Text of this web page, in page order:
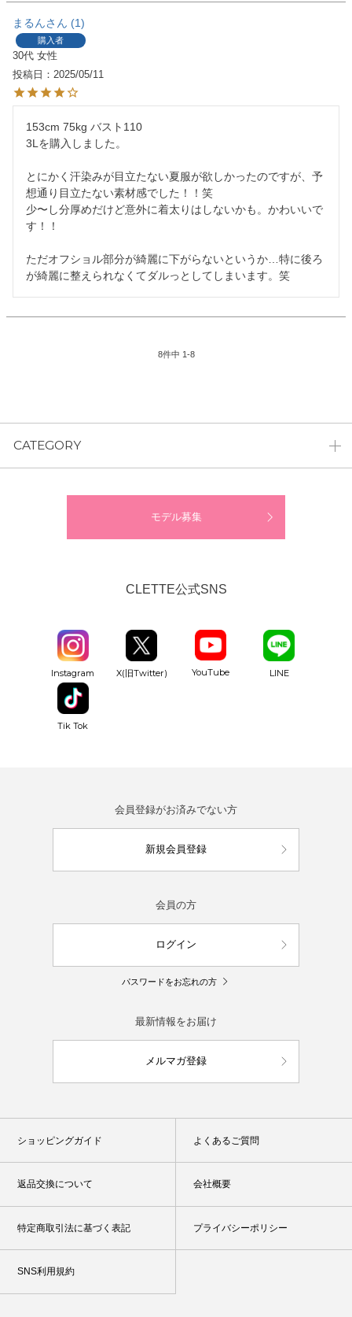
まるん 1
購入者
30代 女性
投稿日
2025/05/11
153cm 75kg バスト110
3Lを購入しました。
とにかく汗染みが目立たない夏服が欲しかったのですが、予
想通り目立たない素材感でした！！笑
少〜し分厚めだけど意外に着太りはしないかも。かわいいで
す！！
ただオフショル部分が綺麗に下がらないというか…特に後ろ
が綺麗に整えられなくてダルっとしてしまいます。笑
8件中 1-8
CATEGORY
モデル募集
CLETTE公式SNS
Instagram X(旧Twitter) YouTube LINE
Tik Tok
会員登録がお済みでない方
新規会員登録
会員の方
ログイン
パスワードをお忘れの方
最新情報をお届け
メルマガ登録
ショッピングガイド よくあるご質問
返品交換について 会社概要
特定商取引法に基づく表記 プライバシーポリシー
SNS利用規約